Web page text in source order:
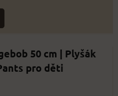
50 cm | Plyšák
pro děti